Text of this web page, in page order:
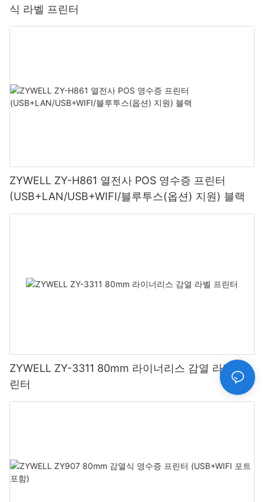
식 라벨 프린터
ZYWELL ZY-H861 열전사 POS 영수증 프린터
(USB+LAN/USB+WIFI/블루투스(옵션) 지원) 블랙
ZYWELL ZY-3311 80mm 라이너리스 감열 라벨 프
린터